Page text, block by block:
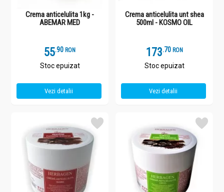
Crema anticelulita 1kg -
ABEMAR MED
55.9 RON
Stoc epuizat
Vezi detalii
Crema anticelulita unt shea
500ml - KOSMO OIL
173.7 RON
Stoc epuizat
Vezi detalii